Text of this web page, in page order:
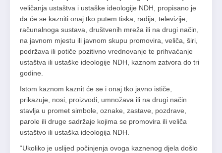
veličanja ustaštva i ustaške ideologije NDH, propisano je
da će se kazniti onaj tko putem tiska, radija, televizije,
računalnoga sustava, društvenih mreža ili na drugi način,
na javnom mjestu ili javnom skupu promovira, veliča, širi,
podržava ili potiče pozitivno vrednovanje te prihvaćanje
ustaštva ili ustaške ideologije NDH, kaznom zatvora do tri
godine.
Istom kaznom kaznit će se i onaj tko javno ističe,
prikazuje, nosi, proizvodi, umnožava ili na drugi način
stavlja u promet simbole, oznake, zastave, pozdrave,
parole ili druge sadržaje kojima se promovira ili veliča
ustaštvo ili ustaška ideologija NDH.
“Ukoliko je uslijed počinjenja ovoga kaznenog djela došlo